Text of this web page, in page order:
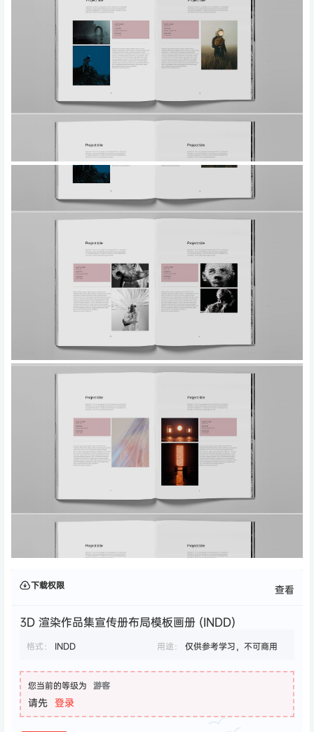
下载权限 查看
3D 渲染作品集宣传册布局模板画册 (INDD)
格式： INDD 用途： 仅供参考学习，不可商用
您当前的等级为 游客
请先 登录